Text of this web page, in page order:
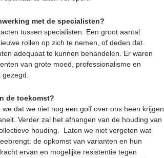
met de specialisten?
tussen specialisten. Een groot aantal
rollen op zich te nemen, of deden dat
adequaat te kunnen behandelen. Er waren
van grote moed, professionalisme en
de toekomst?
we dat we niet nog een golf over ons heen krijgen
Verder zal het afhangen van de houding van
houding. Laten we niet vergeten wat
de opkomst van varianten en hun
ervan en mogelijke resistentie tegen